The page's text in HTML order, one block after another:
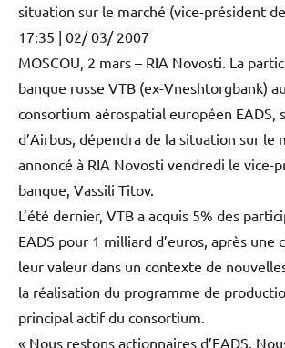
situation sur le marché (vice-président
17:35 | 02/ 03/ 2007
MOSCOU, 2 mars – RIA Novosti. La
banque russe VTB (ex-Vneshtorgbank)
consortium aérospatial européen EADS,
d’Airbus, dépendra de la situation sur le
annoncé à RIA Novosti vendredi le vice-
banque, Vassili Titov.
L’été dernier, VTB a acquis 5% des
EADS pour 1 milliard d’euros, après une
leur valeur dans un contexte de
la réalisation du programme de
principal actif du consortium.
« Nous restons actionnaires d’EADS.